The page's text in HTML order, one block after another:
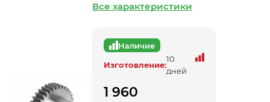
Все характеристики
Наличие
Изготовление:
10
дней
1 960